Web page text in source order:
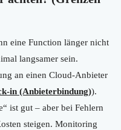
eine Function länger nicht
langsamer sein.
an einen Cloud-Anbieter
in (Anbieterbindung)).
ist gut – aber bei Fehlern
steigen. Monitoring